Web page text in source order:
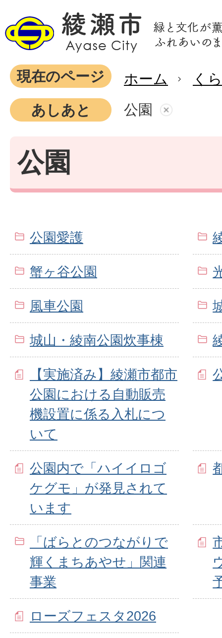
現在のページ ホーム
く
あしあと
公園
公園
公園愛護
蟹ヶ谷公園
風車公園
城山・綾南公園炊事棟
【実施済み】綾瀬市都市
公園における自動販売
機設置に係る入札につ
いて
公園内で「ハイイロゴ
ケグモ」が発見されて
います
「ばらとのつながりで
輝くまちあやせ」関連
事業
ローズフェスタ2026